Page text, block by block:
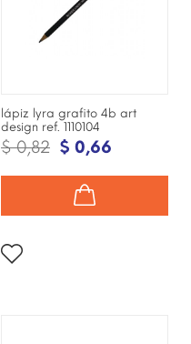
lápiz lyra grafito 4b art
design ref. 1110104
$ 0,82 $ 0,66